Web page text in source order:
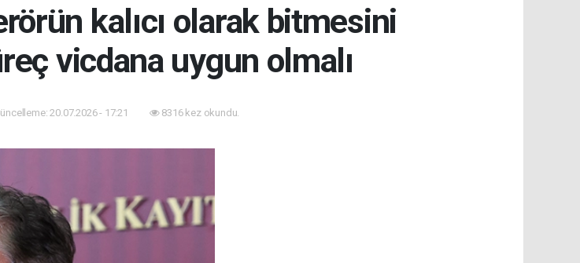
kalıcı olarak bitmesini
vicdana uygun olmalı
20.07.2026 - 17:21 8316 kez okundu.